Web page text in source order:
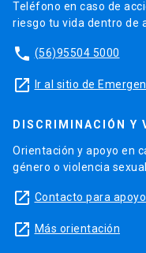
Teléfono en caso de
riesgo tu vida dentro de
phone (56)95504 5000
launch Ir al sitio de
DISCRIMINACIÓN Y
Orientación y apoyo en
género o violencia
launch Contacto para apoyo
launch Más orientación